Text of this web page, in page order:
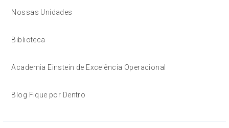
Nossas Unidades
Biblioteca
Academia Einstein de Excelência Operacional
Blog Fique por Dentro